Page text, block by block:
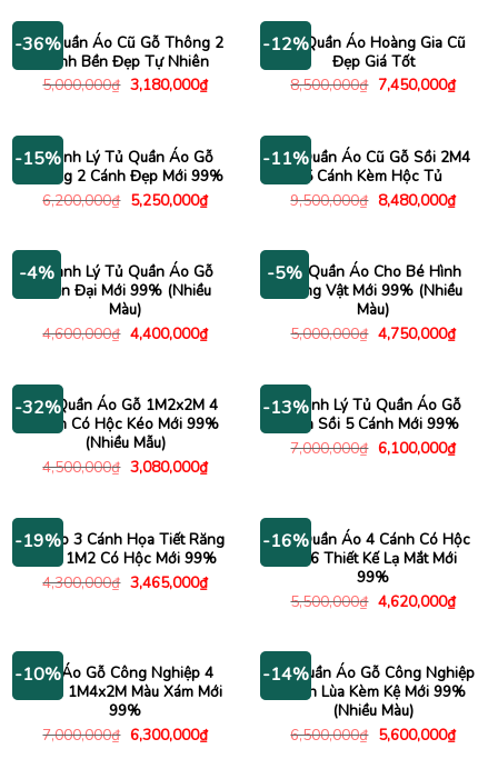
4,620,000₫.
-36%
Tủ Quần Áo Cũ Gỗ Thông 2
Cánh Bền Đẹp Tự Nhiên
5,000,000₫ Giá
gốc
3,180,000₫Giá
hiện
3,180,000₫.
-12%
Tủ Quần Áo Hoàng Gia Cũ
Đẹp Giá Tốt
8,500,000₫ Giá
gốc
7,450,000₫Giá
hiện
-15%Thanh Lý Tủ Quần Áo Gỗ
Thông 2 Cánh Đẹp Mới 99%
6,200,000₫ Giá
gốc
5,250,000₫Giá
hiện
5,250,000₫.
-11%
Tủ Quần Áo Cũ Gỗ Sồi 2M4
5 Cánh Kèm Hộc Tủ
9,500,000₫ Giá
gốc
8,480,000₫Giá
hiện
-4%Thanh Lý Tủ Quần Áo Gỗ
Hiện Đại Mới 99% (Nhiều
Màu)
4,600,000₫ Giá
gốc
4,400,000₫Giá
hiện
4,400,000₫.
-5%Tủ Quần Áo Cho Bé Hình
Động Vật Mới 99% (Nhiều
Màu)
5,000,000₫ Giá
gốc
4,750,000₫Giá
hiện
-32%
Tủ Quần Áo Gỗ 1M2x2M 4
Cánh Có Hộc Kéo Mới 99%
(Nhiều Mẫu)
4,500,000₫ Giá
gốc
3,080,000₫Giá
hiện
3,080,000₫.
-13%Thanh Lý Tủ Quần Áo Gỗ
Vân Sồi 5 Cánh Mới 99%
7,000,000₫ Giá
gốc
6,100,000₫Giá
hiện
-19%
Tủ Áo 3 Cánh Họa Tiết Răng
Cưa 1M2 Có Hộc Mới 99%
4,300,000₫ Giá
gốc
3,465,000₫Giá
hiện
-16%
Tủ Quần Áo 4 Cánh Có Hộc
1M6 Thiết Kế Lạ Mắt Mới
99%
5,500,000₫ Giá
gốc
4,620,000₫Giá
hiện
-10%Tủ Áo Gỗ Công Nghiệp 4
Cánh 1M4x2M Màu Xám Mới
99%
7,000,000₫ Giá
gốc
6,300,000₫Giá
hiện
-14%
Tủ Quần Áo Gỗ Công Nghiệp
Cánh Lùa Kèm Kệ Mới 99%
(Nhiều Màu)
6,500,000₫ Giá
gốc
5,600,000₫Giá
hiện